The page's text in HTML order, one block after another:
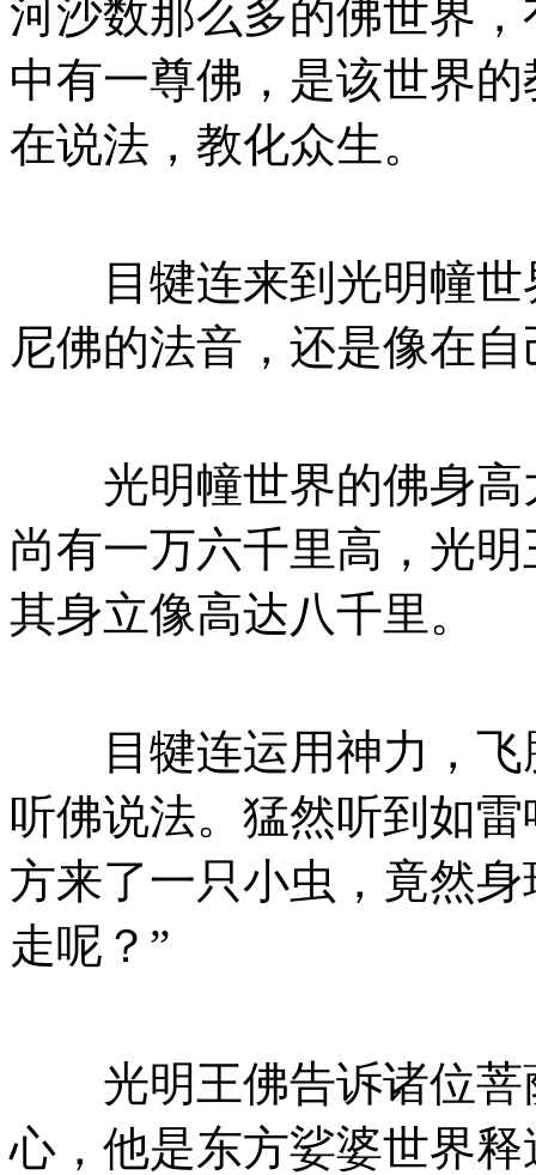
河沙数那么多的佛世界
中有一尊佛，是该世界
在说法，教化众生。
目犍连来到光明幢世
尼佛的法音，还是像在
光明幢世界的佛身高
尚有一万六千里高，光
其身立像高达八千里。
目犍连运用神力，飞
听佛说法。猛然听到如
方来了一只小虫，竟然
走呢？”
光明王佛告诉诸位菩
心，他是东方娑婆世界